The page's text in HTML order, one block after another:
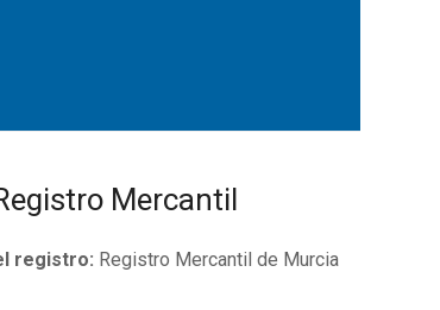
Mercantil
registro: Registro Mercantil de Murcia